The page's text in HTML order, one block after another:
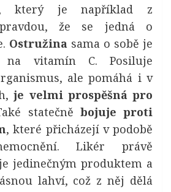
který je například z
že se jedná o
Ostružina sama o sobě je
na vitamín C. Posiluje
ale pomáhá i v
je velmi prospěšná pro
statečně bojuje proti
, které přicházejí v podobě
Likér právě
jedinečným produktem a
lahví, což z něj dělá